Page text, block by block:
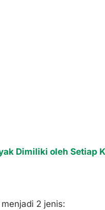
Dimiliki oleh Setiap
2 jenis: